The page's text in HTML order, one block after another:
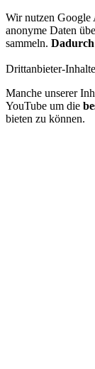
Wir nutzen Google
anonyme Daten
sammeln.
Drittanbieter-Inhalte
Manche unserer
YouTube um die
bieten zu können.